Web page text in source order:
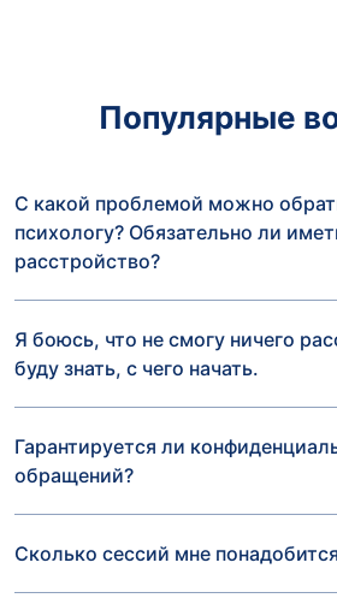
Популярные
С какой проблемой можно
психологу? Обязательно ли
расстройство?
Я боюсь, что не смогу ничего
буду знать, с чего начать.
Гарантируется ли
обращений?
Сколько сессий мне